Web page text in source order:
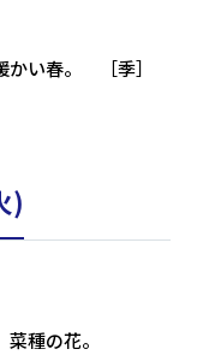
かい春。 ［季］
)
菜種の花。